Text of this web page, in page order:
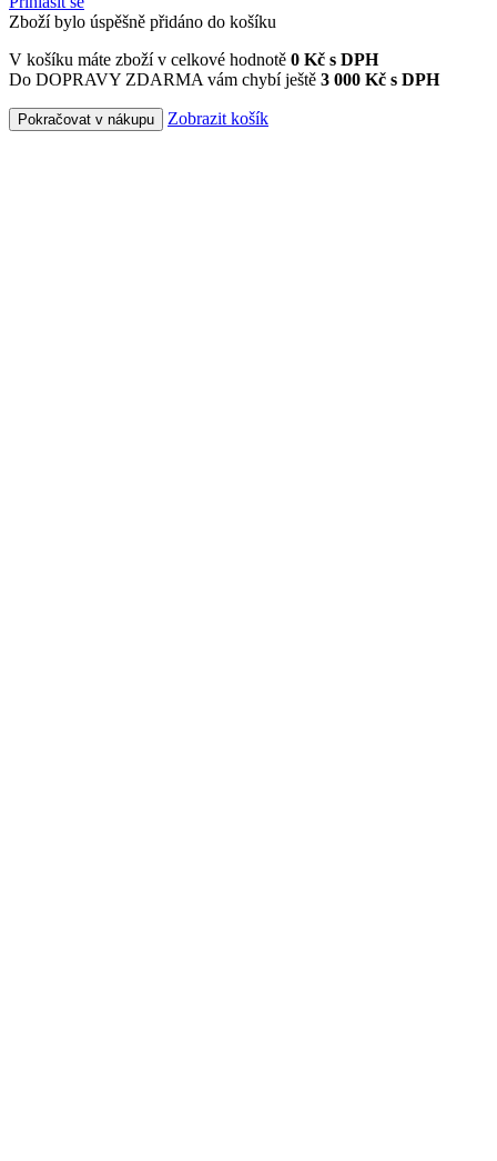
Zboží bylo úspěšně přidáno do košíku
V košíku máte zboží v celkové hodnotě 0 Kč s DPH
Do DOPRAVY ZDARMA vám chybí ještě 3 000 Kč s DPH
Pokračovat v nákupu Zobrazit košík